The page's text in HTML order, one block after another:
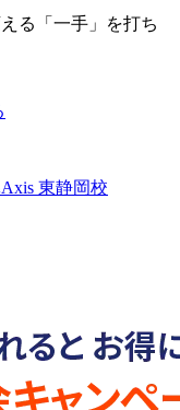
る「一手」を打ち
東静岡校